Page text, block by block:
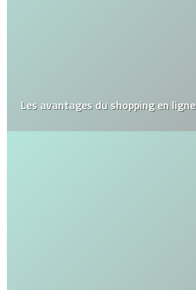
Les avantages du shopping en ligne